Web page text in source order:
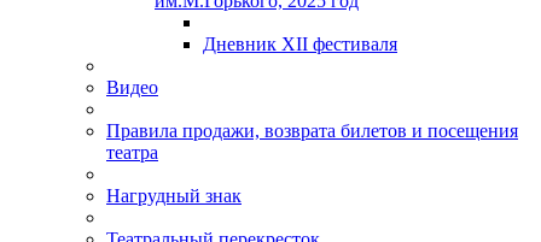
Дневник XII фестиваля
Видео
Правила продажи, возврата билетов и посещения
театра
Нагрудный знак